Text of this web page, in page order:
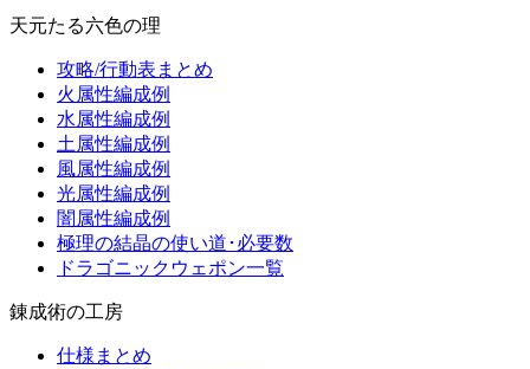
天元たる六色の理
攻略/行動表まとめ
火属性編成例
水属性編成例
土属性編成例
風属性編成例
光属性編成例
闇属性編成例
極理の結晶の使い道･必要数
ドラゴニックウェポン一覧
錬成術の工房
仕様まとめ